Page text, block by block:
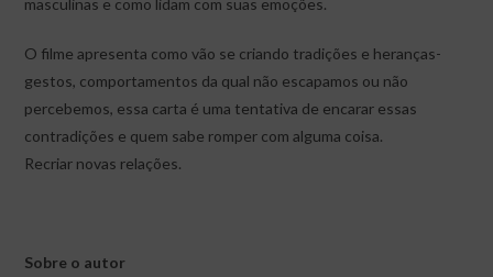
O filme apresenta como vão se criando tradições e heranças-
gestos, comportamentos da qual não escapamos ou não
percebemos, essa carta é uma tentativa de encarar essas
contradições e quem sabe romper com alguma coisa.
Recriar novas relações.
Sobre o autor